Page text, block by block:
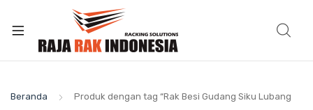
Beranda
Produk dengan tag “Rak Besi Gudang Siku Lubang